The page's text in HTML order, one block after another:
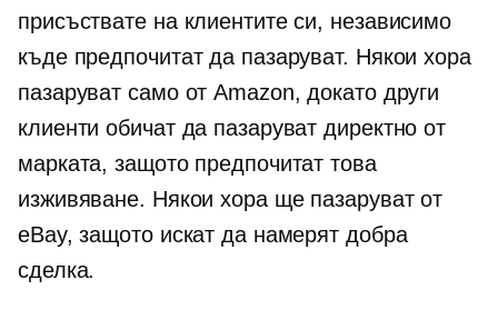
присъствате на клиентите си, независимо
къде предпочитат да пазаруват. Някои хора
пазаруват само от Amazon, докато други
клиенти обичат да пазаруват директно от
марката, защото предпочитат това
изживяване. Някои хора ще пазаруват от
eBay, защото искат да намерят добра
сделка.